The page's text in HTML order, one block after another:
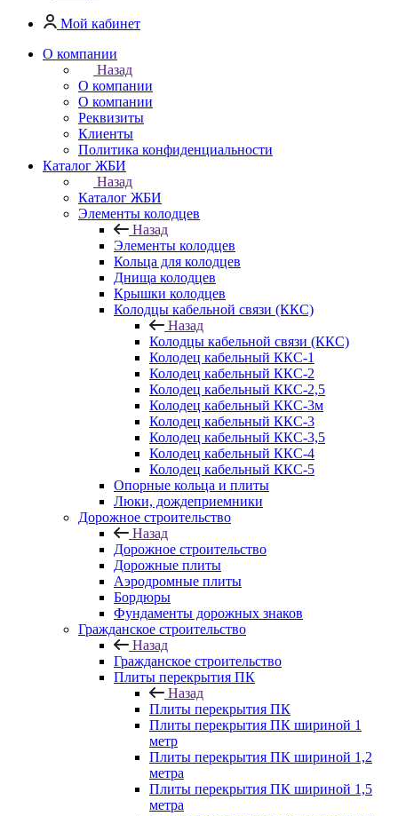
Мой кабинет
О компании
Назад
О компании
О компании
Реквизиты
Клиенты
Политика конфиденциальности
Каталог ЖБИ
Назад
Каталог ЖБИ
Элементы колодцев
Назад
Элементы колодцев
Кольца для колодцев
Днища колодцев
Крышки колодцев
Колодцы кабельной связи (ККС)
Назад
Колодцы кабельной связи (ККС)
Колодец кабельный ККС-1
Колодец кабельный ККС-2
Колодец кабельный ККС-2,5
Колодец кабельный ККС-3м
Колодец кабельный ККС-3
Колодец кабельный ККС-3,5
Колодец кабельный ККС-4
Колодец кабельный ККС-5
Опорные кольца и плиты
Люки, дождеприемники
Дорожное строительство
Назад
Дорожное строительство
Дорожные плиты
Аэродромные плиты
Бордюры
Фундаменты дорожных знаков
Гражданское строительство
Назад
Гражданское строительство
Плиты перекрытия ПК
Назад
Плиты перекрытия ПК
Плиты перекрытия ПК шириной 1
метр
Плиты перекрытия ПК шириной 1,2
метра
Плиты перекрытия ПК шириной 1,5
метра